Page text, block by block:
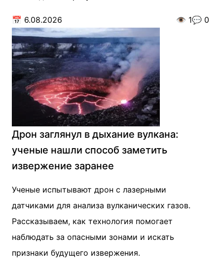
📅 6.08.2026 👁️ 1💬 0
Дрон заглянул в дыхание вулкана:
ученые нашли способ заметить
извержение заранее
Ученые испытывают дрон с лазерными
датчиками для анализа вулканических газов.
Рассказываем, как технология помогает
наблюдать за опасными зонами и искать
признаки будущего извержения.